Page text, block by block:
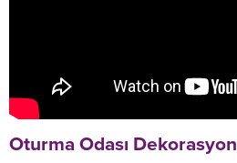
Oturma Odası Dekorasyon